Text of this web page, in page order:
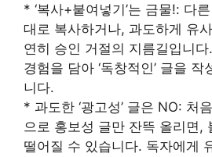
* ‘복사+붙여넣기’는 금물!: 다
대로 복사하거나, 과도하게 유
연히 승인 거절의 지름길입니
경험을 담아 ‘독창적인’ 글을
니다.
* 과도한 ‘광고성’ 글은 NO: 처
으로 홍보성 글만 잔뜩 올리면,
떨어질 수 있습니다. 독자에게